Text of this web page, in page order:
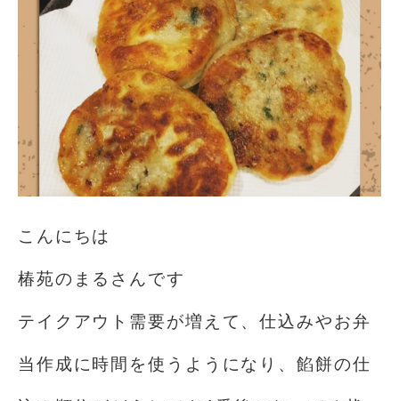
こんにちは
椿苑のまるさんです
テイクアウト需要が増えて、仕込みやお弁
当作成に時間を使うようになり、餡餅の仕